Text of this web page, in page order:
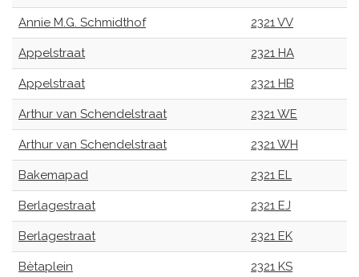
Annie M.G. Schmidthof 2321 VV
Appelstraat 2321 HA
Appelstraat 2321 HB
Arthur van Schendelstraat 2321 WE
Arthur van Schendelstraat 2321 WH
Bakemapad 2321 EL
Berlagestraat 2321 EJ
Berlagestraat 2321 EK
Bètaplein 2321 KS